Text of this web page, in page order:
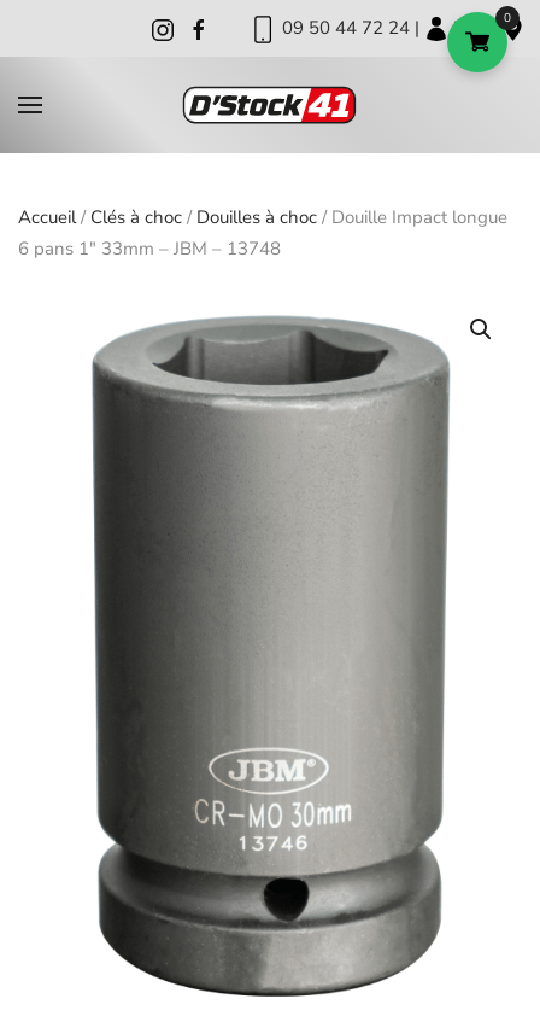
09 50 44 72 24 | | |
Accueil/ Clés à choc / Douilles à choc / Douille Impact longue
6 pans 1″ 33mm – JBM – 13748
0